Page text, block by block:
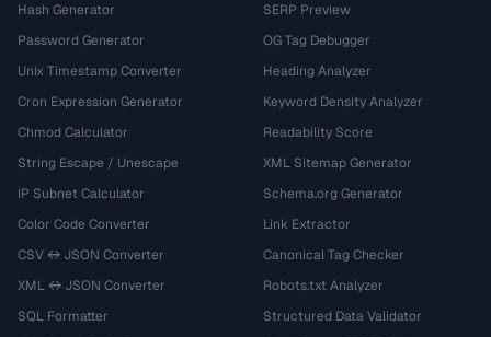
Hash Generator
Password Generator
Unix Timestamp Converter
Cron Expression Generator
Chmod Calculator
String Escape / Unescape
IP Subnet Calculator
Color Code Converter
CSV ↔ JSON Converter
XML ↔ JSON Converter
SQL Formatter
SERP Preview
OG Tag Debugger
Heading Analyzer
Keyword Density Analyzer
Readability Score
XML Sitemap Generator
Schema.org Generator
Link Extractor
Canonical Tag Checker
Robots.txt Analyzer
Structured Data Validator